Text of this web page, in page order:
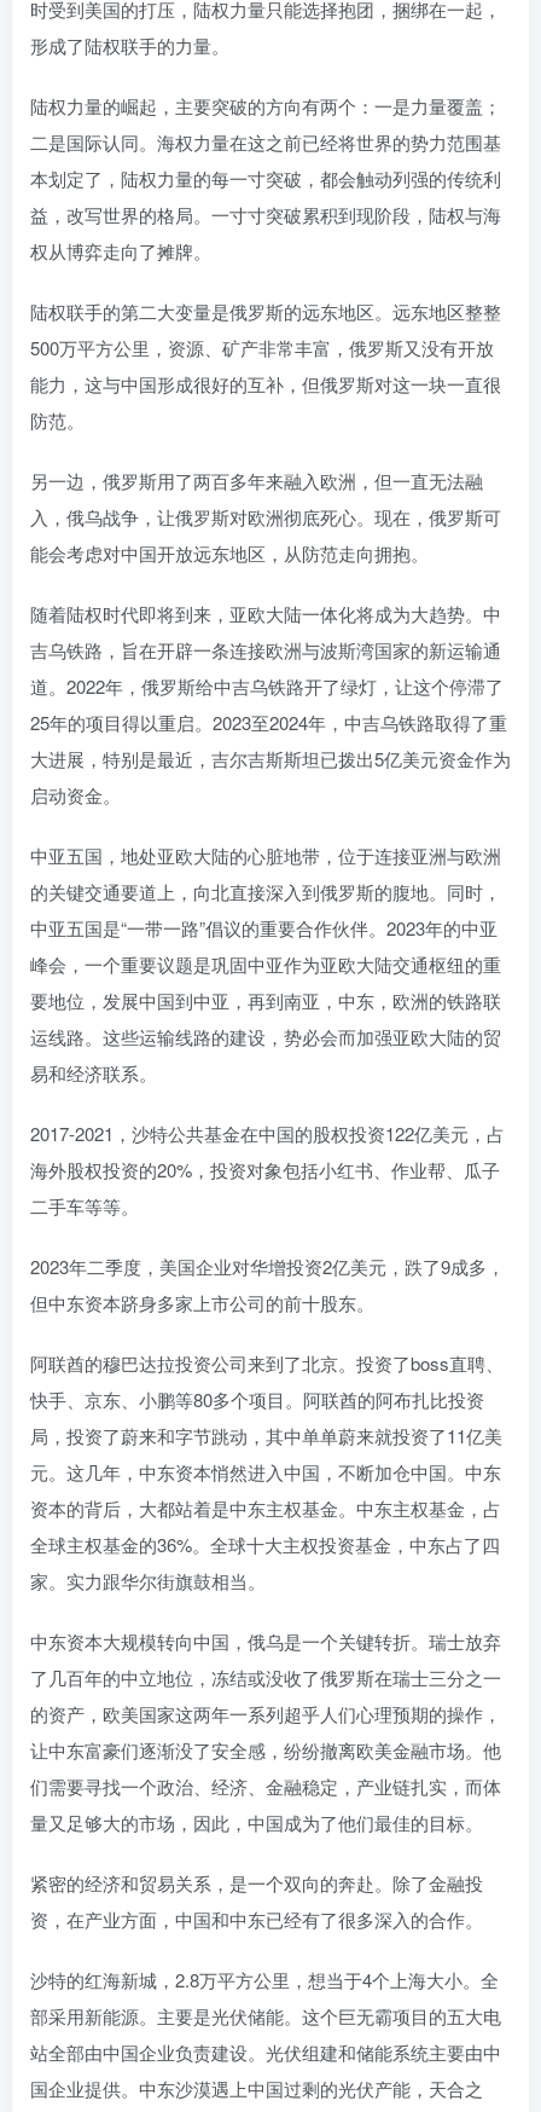
时受到美国的打压，陆权力量只能选择抱团，捆绑在一起，
形成了陆权联手的力量。
陆权力量的崛起，主要突破的方向有两个：一是力量覆盖；
二是国际认同。海权力量在这之前已经将世界的势力范围基
本划定了，陆权力量的每一寸突破，都会触动列强的传统利
益，改写世界的格局。一寸寸突破累积到现阶段，陆权与海
权从博弈走向了摊牌。
陆权联手的第二大变量是俄罗斯的远东地区。远东地区整整
500万平方公里，资源、矿产非常丰富，俄罗斯又没有开放
能力，这与中国形成很好的互补，但俄罗斯对这一块一直很
防范。
另一边，俄罗斯用了两百多年来融入欧洲，但一直无法融
入，俄乌战争，让俄罗斯对欧洲彻底死心。现在，俄罗斯可
能会考虑对中国开放远东地区，从防范走向拥抱。
随着陆权时代即将到来，亚欧大陆一体化将成为大趋势。中
吉乌铁路，旨在开辟一条连接欧洲与波斯湾国家的新运输通
道。2022年，俄罗斯给中吉乌铁路开了绿灯，让这个停滞了
25年的项目得以重启。2023至2024年，中吉乌铁路取得了重
大进展，特别是最近，吉尔吉斯斯坦已拨出5亿美元资金作为
启动资金。
中亚五国，地处亚欧大陆的心脏地带，位于连接亚洲与欧洲
的关键交通要道上，向北直接深入到俄罗斯的腹地。同时，
中亚五国是“一带一路”倡议的重要合作伙伴。2023年的中亚
峰会，一个重要议题是巩固中亚作为亚欧大陆交通枢纽的重
要地位，发展中国到中亚，再到南亚，中东，欧洲的铁路联
运线路。这些运输线路的建设，势必会而加强亚欧大陆的贸
易和经济联系。
2017-2021，沙特公共基金在中国的股权投资122亿美元，占
海外股权投资的20%，投资对象包括小红书、作业帮、瓜子
二手车等等。
2023年二季度，美国企业对华增投资2亿美元，跌了9成多，
但中东资本跻身多家上市公司的前十股东。
阿联酋的穆巴达拉投资公司来到了北京。投资了boss直聘、
快手、京东、小鹏等80多个项目。阿联酋的阿布扎比投资
局，投资了蔚来和字节跳动，其中单单蔚来就投资了11亿美
元。这几年，中东资本悄然进入中国，不断加仓中国。中东
资本的背后，大都站着是中东主权基金。中东主权基金，占
全球主权基金的36%。全球十大主权投资基金，中东占了四
家。实力跟华尔街旗鼓相当。
中东资本大规模转向中国，俄乌是一个关键转折。瑞士放弃
了几百年的中立地位，冻结或没收了俄罗斯在瑞士三分之一
的资产，欧美国家这两年一系列超乎人们心理预期的操作，
让中东富豪们逐渐没了安全感，纷纷撤离欧美金融市场。他
们需要寻找一个政治、经济、金融稳定，产业链扎实，而体
量又足够大的市场，因此，中国成为了他们最佳的目标。
紧密的经济和贸易关系，是一个双向的奔赴。除了金融投
资，在产业方面，中国和中东已经有了很多深入的合作。
沙特的红海新城，2.8万平方公里，想当于4个上海大小。全
部采用新能源。主要是光伏储能。这个巨无霸项目的五大电
站全部由中国企业负责建设。光伏组建和储能系统主要由中
国企业提供。中东沙漠遇上中国过剩的光伏产能，天合之